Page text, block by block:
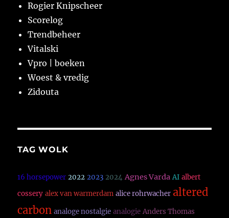
Rogier Knipscheer
Scorelog
Trendbeheer
Vitalski
Vpro | boeken
Woest & vredig
Zidouta
TAG WOLK
16 horsepower 2022 2023 2024 Agnes Varda AI albert
cossery alex van warmerdam alice rohrwacher altered
carbon analoge nostalgie analogie Anders Thomas